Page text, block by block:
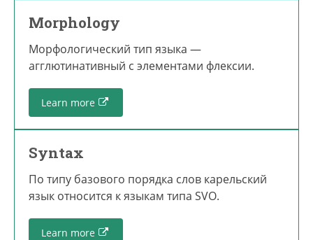
Morphology
Морфологический тип языка —
агглютинативный с элементами флексии.
Learn more
Syntax
По типу базового порядка слов карельский
язык относится к языкам типа SVO.
Learn more